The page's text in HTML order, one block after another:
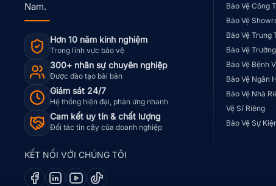
Nam.
Hơn 10 năm kinh nghiệm
Trong lĩnh vực bảo vệ
300+ nhân sự chuyên nghiệp
Được đào tạo bài bản
Giám sát 24/7
Hệ thống hiện đại, phản ứng nhanh
Cam kết uy tín & chất lượng
Đối tác tin cậy của doanh nghiệp
KẾT NỐI VỚI CHÚNG TÔI
Bảo Vệ Công
Bảo Vệ
Bảo Vệ Trung
Bảo Vệ
Bảo Vệ Bệnh
Bảo Vệ Ngân
Bảo Vệ Nhà
Vệ Sĩ Riêng
Bảo Vệ Sự